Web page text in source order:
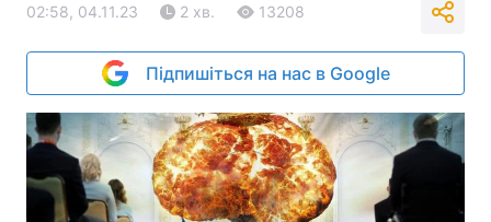
02:58, 04.11.23 2 хв. 13208
Підпишіться на нас в Google